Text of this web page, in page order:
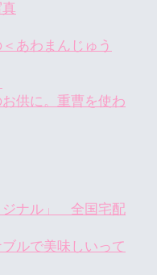
あわまんじゅう
供に。重曹を使わ
ナル」 全国宅配
ルで美味しいって